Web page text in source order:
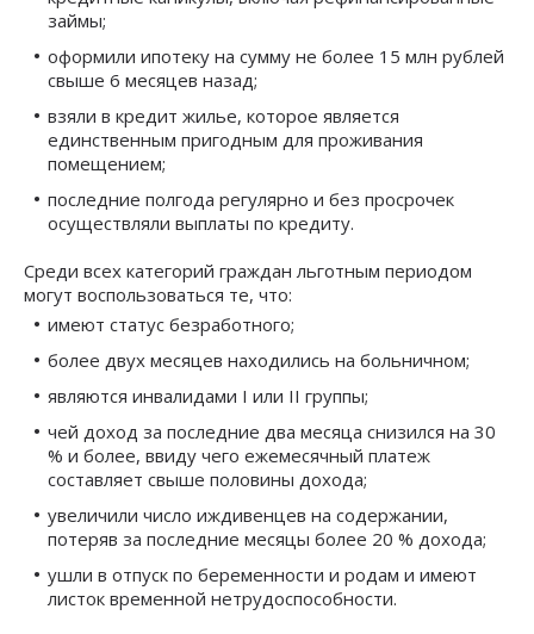
займы;
оформили ипотеку на сумму не более 15 млн рублей
свыше 6 месяцев назад;
взяли в кредит жилье, которое является
единственным пригодным для проживания
помещением;
последние полгода регулярно и без просрочек
осуществляли выплаты по кредиту.
Среди всех категорий граждан льготным периодом
могут воспользоваться те, что:
имеют статус безработного;
более двух месяцев находились на больничном;
являются инвалидами I или II группы;
чей доход за последние два месяца снизился на 30
% и более, ввиду чего ежемесячный платеж
составляет свыше половины дохода;
увеличили число иждивенцев на содержании,
потеряв за последние месяцы более 20 % дохода;
ушли в отпуск по беременности и родам и имеют
листок временной нетрудоспособности.